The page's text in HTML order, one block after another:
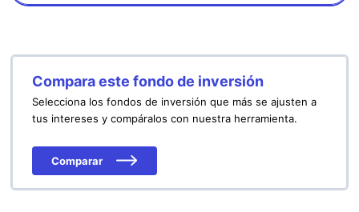
Compara este fondo de inversión
Selecciona los fondos de inversión que más se ajusten a
tus intereses y compáralos con nuestra herramienta.
Comparar